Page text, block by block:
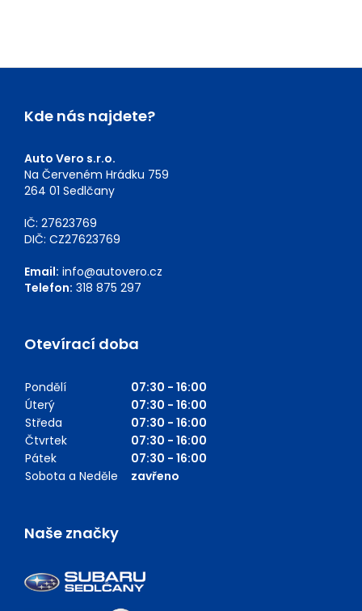
Kde nás najdete?
Auto Vero s.r.o.
Na Červeném Hrádku 759
264 01 Sedlčany
IČ: 27623769
DIČ: CZ27623769
Email: info@autovero.cz
Telefon: 318 875 297
Otevírací doba
Pondělí
07:30 - 16:00
Úterý
07:30 - 16:00
Středa
07:30 - 16:00
Čtvrtek
07:30 - 16:00
Pátek
07:30 - 16:00
Sobota a Neděle
zavřeno
Naše značky